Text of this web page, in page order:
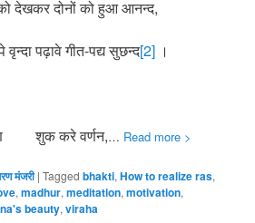
देखकर दोनों को हुआ आनन्द,
वृन्दा पढ़ावे गीत-पद्य सुछन्द[2] ।
शुक करे वर्णन,… Read more >
मंजरी |Tagged bhakti,How to realize ras,
,madhur,meditation,motivation,
beauty,viraha